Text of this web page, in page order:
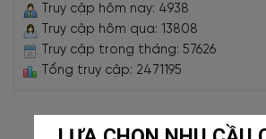
Truy cập hôm nay: 4938
Truy cập hôm qua: 13808
Truy cập trong tháng: 57626
Tổng truy cập: 2471195